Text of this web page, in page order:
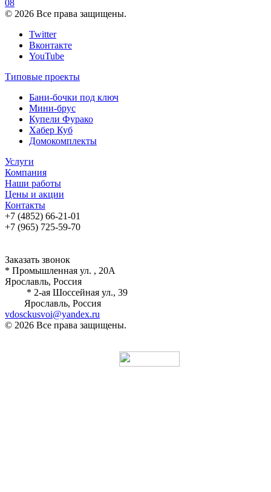
08
© 2026 Все права защищены.
Twitter
Вконтакте
YouTube
Типовые проекты
Бани-бочки под ключ
Мини-брус
Купели Фурако
Хабер Куб
Домокомплекты
Услуги
Компания
Наши работы
Цены и акции
Контакты
+7 (4852) 66-21-01
+7 (965) 725-59-70
Заказать звонок
* Промышленная ул. , 20А
Ярославль, Россия
* 2-ая Шоссейная ул., 39
Ярославль, Россия
vdosckusvoi@yandex.ru
© 2026 Все права защищены.